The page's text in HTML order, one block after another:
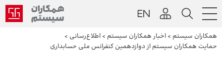
همکاران سیستم > اخبار همکاران سیستم > اطلاع‌رسانی >
حمایت همکاران سیستم از دوازدهمین کنفرانس ملی حسابداری